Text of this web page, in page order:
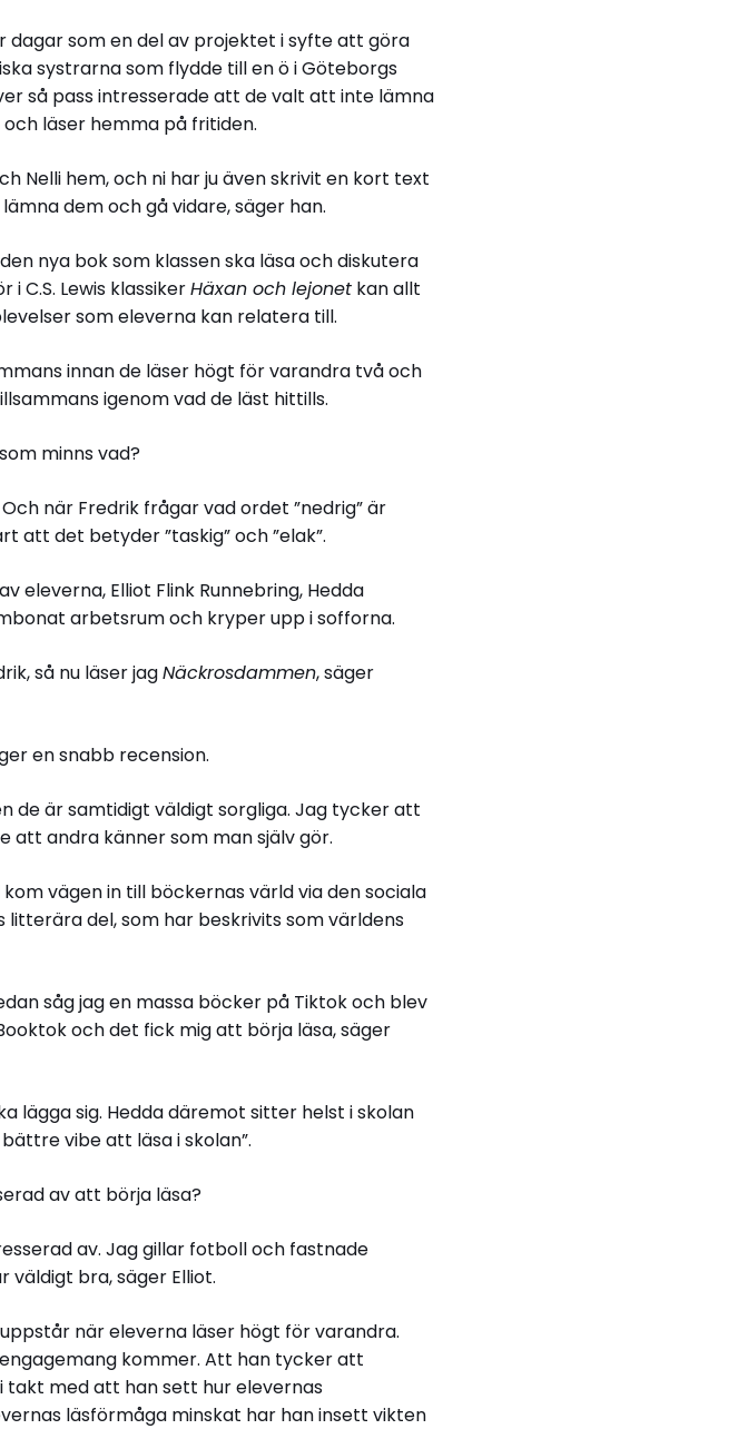
som en del av projektet i syfte att göra
systrarna som flydde till en ö i Göteborgs
så pass intresserade att de valt att inte lämna
läser hemma på fritiden.
Nelli hem, och ni har ju även skrivit en kort text
dem och gå vidare, säger han.
nya bok som klassen ska läsa och diskutera
C.S. Lewis klassikerHäxan och lejonet kan allt
som eleverna kan relatera till.
innan de läser högt för varandra två och
igenom vad de läst hittills.
minns vad?
när Fredrik frågar vad ordet ”nedrig” är
att det betyder ”taskig” och ”elak”.
eleverna, Elliot Flink Runnebring, Hedda
arbetsrum och kryper upp i sofforna.
så nu läser jagNäckrosdammen, säger
en snabb recension.
de är samtidigt väldigt sorgliga. Jag tycker att
att andra känner som man själv gör.
vägen in till böckernas värld via den sociala
del, som har beskrivits som världens
såg jag en massa böcker på Tiktok och blev
och det fick mig att börja läsa, säger
lägga sig. Hedda däremot sitter helst i skolan
vibe att läsa i skolan”.
av att börja läsa?
av. Jag gillar fotboll och fastnade
väldigt bra, säger Elliot.
när eleverna läser högt för varandra.
kommer. Att han tycker att
med att han sett hur elevernas
läsförmåga minskat har han insett vikten